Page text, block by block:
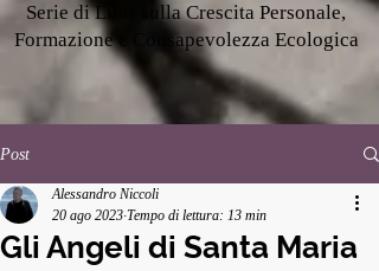
Serie di Libri sulla Crescita Personale,
Formazione e Consapevolezza Ecologica
Post
Gli Angeli di Santa Maria
Alessandro Niccoli
20 ago 2023 Tempo di lettura: 13 min